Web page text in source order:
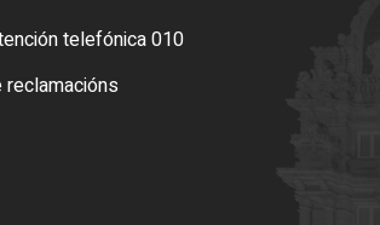
telefónica 010